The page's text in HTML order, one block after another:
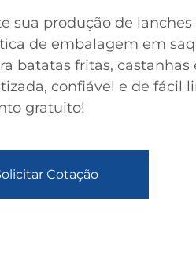
sua produção de
de embalagem em
batatas fritas,
confiável e de fácil
gratuito!
Cotação